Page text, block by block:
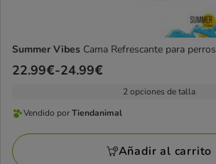
Summer Vibes Cama Refrescante para perros
Precio
a
24.99€
22.99€-24.99€
2 opciones de talla
Vendido
por
Tiendanimal
Vendido porTiendanimal
Añadir al carrito